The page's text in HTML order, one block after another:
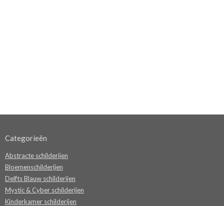
Categorieën
Abstracte schilderijen
Bloemenschilderijen
Delfts Blauw schilderijen
Mystic & Cyber schilderijen
Kinderkamer schilderijen